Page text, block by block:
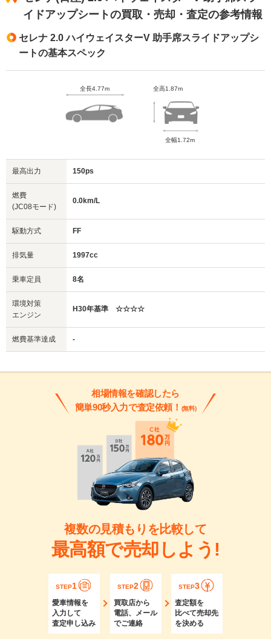
イドアップシートの買取・売却・査定の参考情報
セレナ 2.0 ハイウェイスターV 助手席スライドアップシ
ートの基本スペック
全長4.77m 全高1.87m
全幅1.72m
最高出力 150ps
燃費
(JC08モード)
0.0km/L
駆動方式 FF
排気量 1997cc
乗車定員 8名
環境対策
エンジン
H30年基準 ☆☆☆☆
燃費基準達成 -
相場情報を確認したら
簡単90秒入力で査定依頼！ (無料)
複数の見積もりを比較して
最高額で売却しよう!
STEP1
愛車情報を
入力して
査定申し込み
STEP2
買取店から
電話、メール
でご連絡
STEP3
査定額を
比べて売却先
を決める